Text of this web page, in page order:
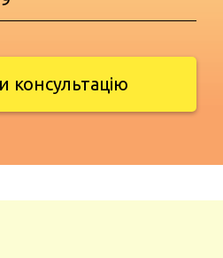
консультацію